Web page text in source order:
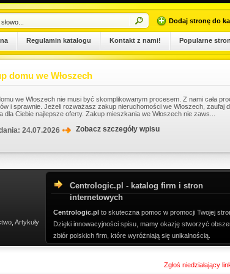
Dodaj stronę do
Regulamin katalogu Kontakt z nami! Popularne
domu we Włoszech
we Włoszech nie musi być skomplikowanym procesem. Z nami cała
i sprawnie. Jeżeli rozważasz zakup nieruchomości we Włoszech, zaufaj
dla Ciebie najlepsze oferty. Zakup mieszkania we Włoszech nie zaws...
24.07.2026 Zobacz szczegóły wpisu
Centrologic.pl - katalog firm i stron
internetowych
Centrologic.pl to skuteczna pomoc w promocji Twojej
Dzięki innowacyjności spisu, mamy okazję stworzyć
zbiór polskich firm, które wyróżniają się unikalnością.
Artykuły
Zgłoś niedziałający